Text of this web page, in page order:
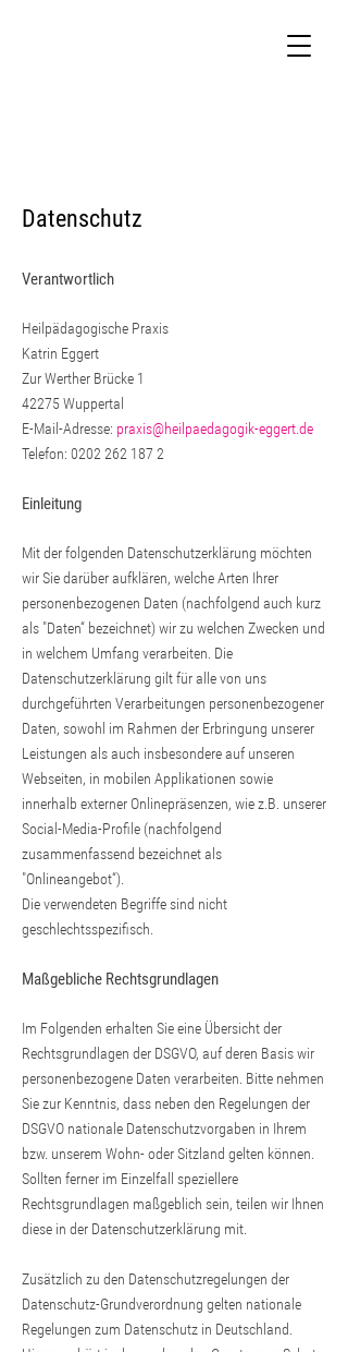
Datenschutz
Verantwortlich
Heilpädagogische Praxis
Katrin Eggert
Zur Werther Brücke 1
42275 Wuppertal
E-Mail-Adresse: praxis@heilpaedagogik-eggert.de
Telefon: 0202 262 187 2
Einleitung
Mit der folgenden Datenschutzerklärung möchten
wir Sie darüber aufklären, welche Arten Ihrer
personenbezogenen Daten (nachfolgend auch kurz
als "Daten“ bezeichnet) wir zu welchen Zwecken und
in welchem Umfang verarbeiten. Die
Datenschutzerklärung gilt für alle von uns
durchgeführten Verarbeitungen personenbezogener
Daten, sowohl im Rahmen der Erbringung unserer
Leistungen als auch insbesondere auf unseren
Webseiten, in mobilen Applikationen sowie
innerhalb externer Onlinepräsenzen, wie z.B. unserer
Social-Media-Profile (nachfolgend
zusammenfassend bezeichnet als
"Onlineangebot“).
Die verwendeten Begriffe sind nicht
geschlechtsspezifisch.
Maßgebliche Rechtsgrundlagen
Im Folgenden erhalten Sie eine Übersicht der
Rechtsgrundlagen der DSGVO, auf deren Basis wir
personenbezogene Daten verarbeiten. Bitte nehmen
Sie zur Kenntnis, dass neben den Regelungen der
DSGVO nationale Datenschutzvorgaben in Ihrem
bzw. unserem Wohn- oder Sitzland gelten können.
Sollten ferner im Einzelfall speziellere
Rechtsgrundlagen maßgeblich sein, teilen wir Ihnen
diese in der Datenschutzerklärung mit.
Zusätzlich zu den Datenschutzregelungen der
Datenschutz-Grundverordnung gelten nationale
Regelungen zum Datenschutz in Deutschland.